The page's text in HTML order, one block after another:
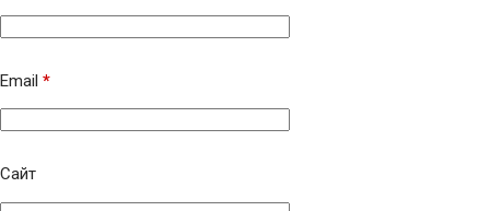
Email *
Сайт